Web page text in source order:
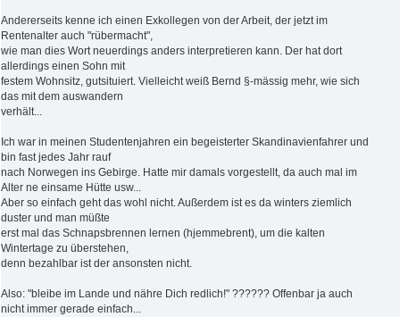
Andererseits kenne ich einen Exkollegen von der Arbeit, der jetzt im
Rentenalter auch "rübermacht",
wie man dies Wort neuerdings anders interpretieren kann. Der hat dort
allerdings einen Sohn mit
festem Wohnsitz, gutsituiert. Vielleicht weiß Bernd §-mässig mehr, wie sich
das mit dem auswandern
verhält...
Ich war in meinen Studentenjahren ein begeisterter Skandinavienfahrer und
bin fast jedes Jahr rauf
nach Norwegen ins Gebirge. Hatte mir damals vorgestellt, da auch mal im
Alter ne einsame Hütte usw...
Aber so einfach geht das wohl nicht. Außerdem ist es da winters ziemlich
duster und man müßte
erst mal das Schnapsbrennen lernen (hjemmebrent), um die kalten
Wintertage zu überstehen,
denn bezahlbar ist der ansonsten nicht.
Also: "bleibe im Lande und nähre Dich redlich!" ?????? Offenbar ja auch
nicht immer gerade einfach...